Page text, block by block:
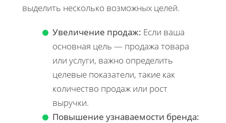
выделить несколько возможных целей.
Увеличение продаж: Если ваша
основная цель — продажа товара
или услуги, важно определить
целевые показатели, такие как
количество продаж или рост
выручки.
Повышение узнаваемости бренда: